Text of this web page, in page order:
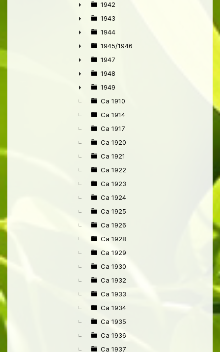
►
►
1942
►
1943
►
1944
►
1945/1946
►
1947
►
1948
►
1949
Ca 1910
Ca 1914
Ca 1917
Ca 1920
Ca 1921
Ca 1922
Ca 1923
Ca 1924
Ca 1925
Ca 1926
Ca 1928
Ca 1929
Ca 1930
Ca 1932
Ca 1933
Ca 1934
Ca 1935
Ca 1936
Ca 1937